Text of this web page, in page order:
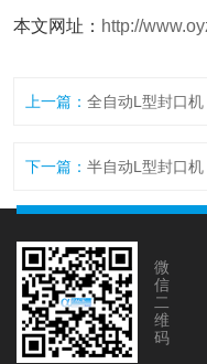
本文网址： http://
上一篇： 全自动L型封口机
下一篇： 半自动L型封口机
微
信
二
维
码